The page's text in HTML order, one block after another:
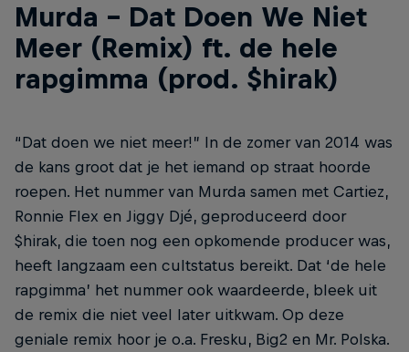
Murda – Dat Doen We Niet
Meer (Remix) ft. de hele
rapgimma (prod. $hirak)
“Dat doen we niet meer!” In de zomer van 2014 was
de kans groot dat je het iemand op straat hoorde
roepen. Het nummer van Murda samen met Cartiez,
Ronnie Flex en Jiggy Djé, geproduceerd door
$hirak, die toen nog een opkomende producer was,
heeft langzaam een cultstatus bereikt. Dat ‘de hele
rapgimma’ het nummer ook waardeerde, bleek uit
de remix die niet veel later uitkwam. Op deze
geniale remix hoor je o.a. Fresku, Big2 en Mr. Polska.